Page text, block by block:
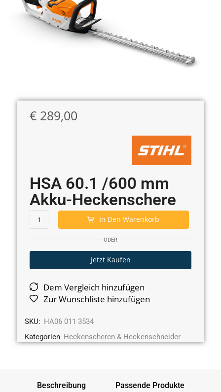
€ 289,00
HSA 60.1 /600 mm
Akku-Heckenschere
In Den Warenkorb
ODER
Jetzt Kaufen
Dem Vergleich hinzufügen
Zur Wunschliste hinzufügen
SKU: HA06 011 3534
Kategorien Heckenscheren & Heckenschneider
Beschreibung Passende Produkte